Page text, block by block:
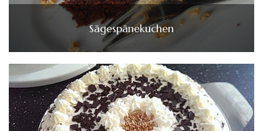
Sägespänekuchen